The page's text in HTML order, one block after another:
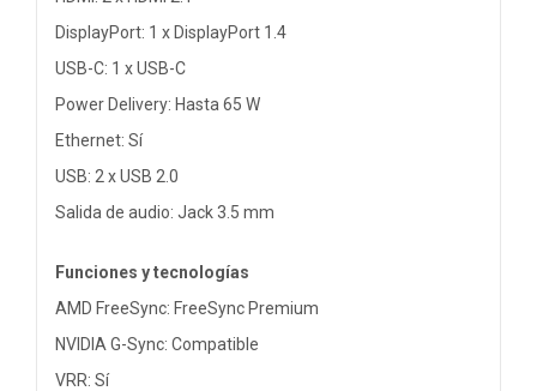
DisplayPort: 1 x DisplayPort 1.4
USB-C: 1 x USB-C
Power Delivery: Hasta 65 W
Ethernet: Sí
USB: 2 x USB 2.0
Salida de audio: Jack 3.5 mm
Funciones y tecnologías
AMD FreeSync: FreeSync Premium
NVIDIA G-Sync: Compatible
VRR: Sí